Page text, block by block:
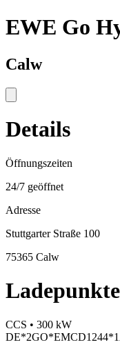
EWE Go
Calw
Details
Öffnungszeiten
24/7 geöffnet
Adresse
Stuttgarter Straße 100
75365 Calw
Ladepunkte
CCS • 300 kW